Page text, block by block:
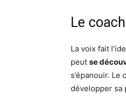
Le
La voix fait
peut se
s’épanouir.
développer sa